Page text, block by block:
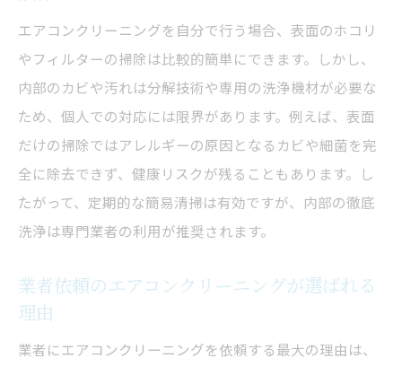
エアコンクリーニングを自分で行う場合、表面のホコリ
やフィルターの掃除は比較的簡単にできます。しかし、
内部のカビや汚れは分解技術や専用の洗浄機材が必要な
ため、個人での対応には限界があります。例えば、表面
だけの掃除ではアレルギーの原因となるカビや細菌を完
全に除去できず、健康リスクが残ることもあります。し
たがって、定期的な簡易清掃は有効ですが、内部の徹底
洗浄は専門業者の利用が推奨されます。
業者依頼のエアコンクリーニングが選ばれる
理由
業者にエアコンクリーニングを依頼する最大の理由は、